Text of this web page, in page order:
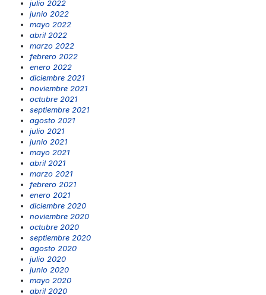
julio 2022
junio 2022
mayo 2022
abril 2022
marzo 2022
febrero 2022
enero 2022
diciembre 2021
noviembre 2021
octubre 2021
septiembre 2021
agosto 2021
julio 2021
junio 2021
mayo 2021
abril 2021
marzo 2021
febrero 2021
enero 2021
diciembre 2020
noviembre 2020
octubre 2020
septiembre 2020
agosto 2020
julio 2020
junio 2020
mayo 2020
abril 2020